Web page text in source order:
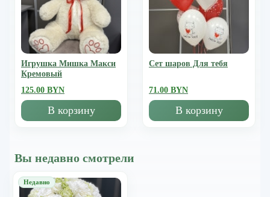
Игрушка Мишка Mакси
Кремовый
125.00 BYN
В корзину
Сет шаров Для тебя
71.00 BYN
В корзину
Вы недавно смотрели